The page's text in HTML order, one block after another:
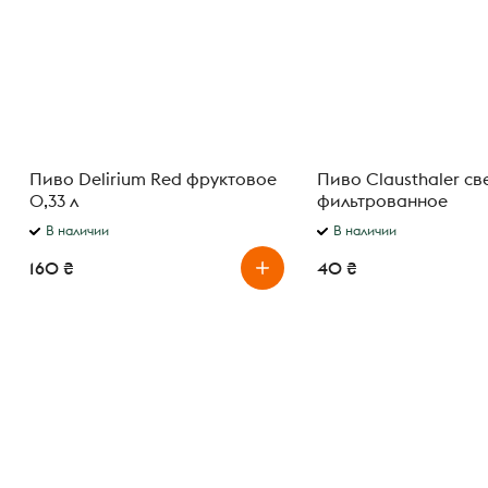
Пиво Delirium Red фруктовое
0,33 л
В наличии
160 ₴
Пиво Clausthaler
фильтрованное
безалкогольное 0%
В наличии
40 ₴